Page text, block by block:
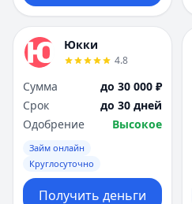
Юкки
4.8
Сумма
до 30 000 ₽
Срок
до 30 дней
Одобрение
Высокое
Займ онлайн
Круглосуточно
Получить деньги